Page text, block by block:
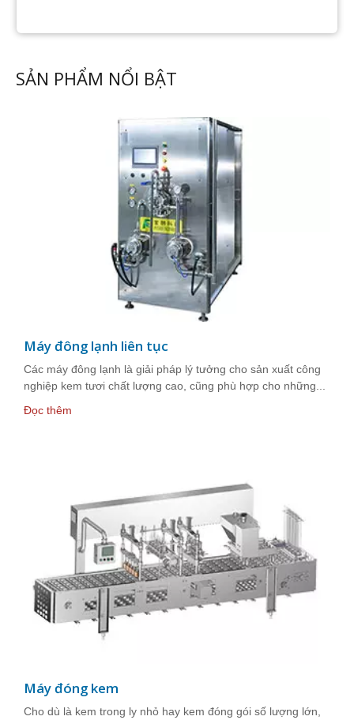
SẢN PHẨM NỔI BẬT
Máy đông lạnh liên tục
Các máy đông lạnh là giải pháp lý tưởng cho sản xuất công
nghiệp kem tươi chất lượng cao, cũng phù hợp cho những...
Đọc thêm
Máy đóng kem
Cho dù là kem trong ly nhỏ hay kem đóng gói số lượng lớn,